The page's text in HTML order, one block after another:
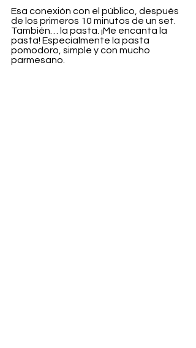
Esa conexión con el público, después
de los primeros 10 minutos de un set.
También… la pasta. ¡Me encanta la
pasta! Especialmente la pasta
pomodoro, simple y con mucho
parmesano.